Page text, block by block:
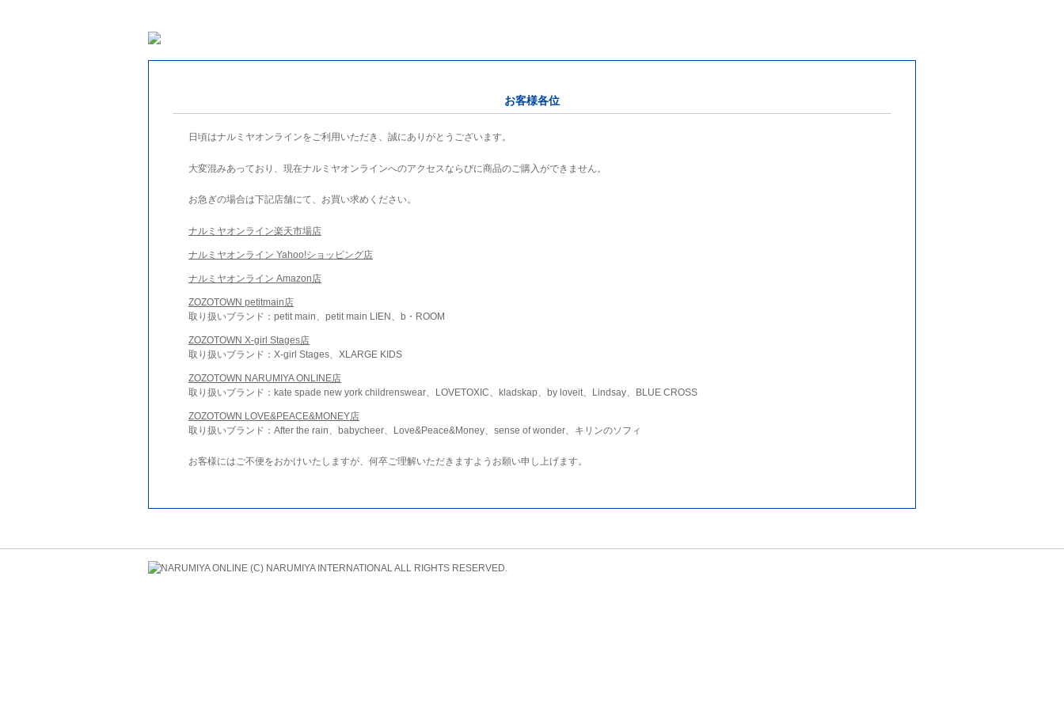
お客様各位
日頃はナルミヤオンラインをご利用いただき、誠にありがとうございます。
大変混みあっており、現在ナルミヤオンラインへのアクセスならびに商品のご購入ができません。
お急ぎの場合は下記店舗にて、お買い求めください。
ナルミヤオンライン楽天市場店
ナルミヤオンライン Yahoo!ショッピング店
ナルミヤオンライン Amazon店
ZOZOTOWN petitmain店
取り扱いブランド：petit main、petit main LIEN、b・ROOM
ZOZOTOWN X-girl Stages店
取り扱いブランド：X-girl Stages、XLARGE KIDS
ZOZOTOWN NARUMIYA ONLINE店
取り扱いブランド：kate spade new york childrenswear、LOVETOXIC、kladskap、by loveit、Lindsay、BLUE CROSS
ZOZOTOWN LOVE&PEACE&MONEY店
取り扱いブランド：After the rain、babycheer、Love&Peace&Money、sense of wonder、キリンのソフィ
お客様にはご不便をおかけいたしますが、何卒ご理解いただきますようお願い申し上げます。